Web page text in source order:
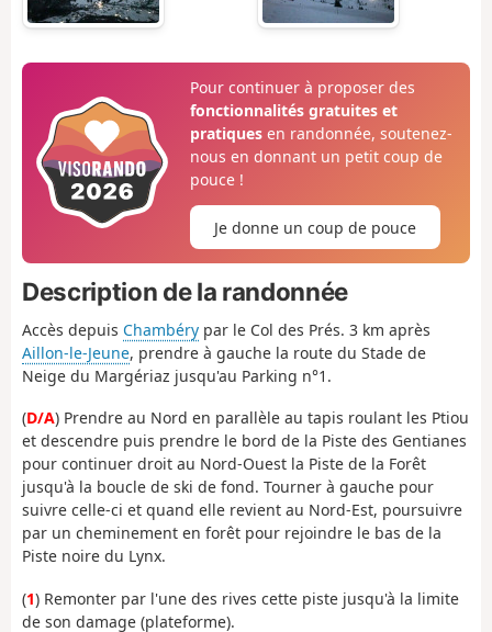
Pour continuer à proposer des
fonctionnalités gratuites et
pratiquesen randonnée, soutenez-
nous en donnant un petit coup de
pouce !
Je donne un coup de pouce
Description de la randonnée
Accès depuis Chambéry par le Col des Prés. 3 km après
Aillon-le-Jeune, prendre à gauche la route du Stade de
Neige du Margériaz jusqu'au Parking n°1.
(D/A) Prendre au Nord en parallèle au tapis roulant les Ptiou
et descendre puis prendre le bord de la Piste des Gentianes
pour continuer droit au Nord-Ouest la Piste de la Forêt
jusqu'à la boucle de ski de fond. Tourner à gauche pour
suivre celle-ci et quand elle revient au Nord-Est, poursuivre
par un cheminement en forêt pour rejoindre le bas de la
Piste noire du Lynx.
(1) Remonter par l'une des rives cette piste jusqu'à la limite
de son damage (plateforme).